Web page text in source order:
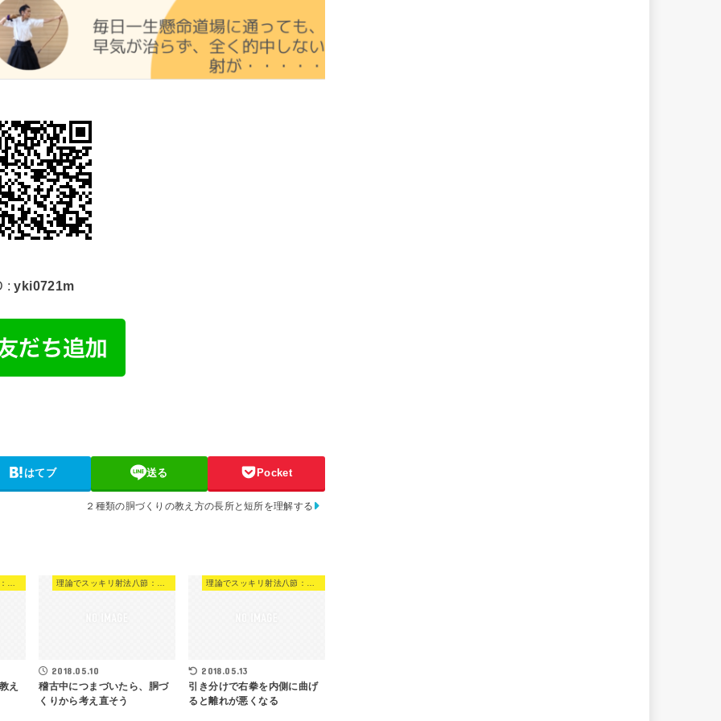
:yki0721m
はてブ 送る Pocket
２種類の胴づくりの教え方の長所と短所を理解する
え
2018.05.10
稽古中につまづいたら、胴づ
くりから考え直そう
2018.05.13
引き分けで右拳を内側に曲げ
ると離れが悪くなる